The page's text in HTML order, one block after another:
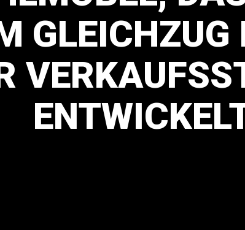
GLEICHZUG